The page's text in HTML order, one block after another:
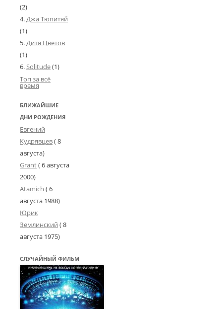
(2)
Джа Тюпитяй
(1)
Дитя Цветов
(1)
Solitude(1)
Топ за всё
время
БЛИЖАЙШИЕ
ДНИ РОЖДЕНИЯ
Евгений
Кудрявцев( 8
августа)
Grant(6 августа
2000)
Atamich (6
августа 1988)
Юрик
Землинский (8
августа 1975)
СЛУЧАЙНЫЙ ФИЛЬМ